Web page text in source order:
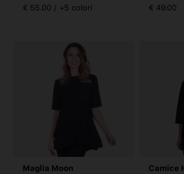
€ 55.00 / +5 colori
€ 49.00
Maglia Moon
Camice